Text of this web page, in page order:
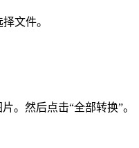
文件。
。然后点击“全部转换”。